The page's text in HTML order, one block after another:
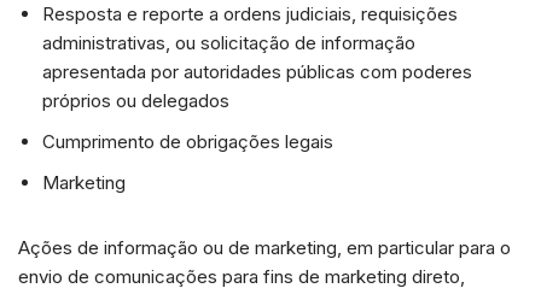
Resposta e reporte a ordens judiciais, requisições
administrativas, ou solicitação de informação
apresentada por autoridades públicas com poderes
próprios ou delegados
Cumprimento de obrigações legais
Marketing
Ações de informação ou de marketing, em particular para o
envio de comunicações para fins de marketing direto,